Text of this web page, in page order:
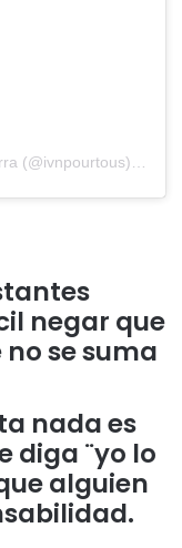
negar que
se suma
nada es
diga ¨yo lo
alguien